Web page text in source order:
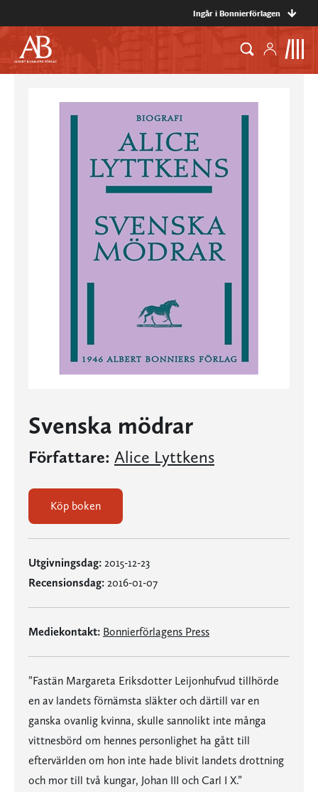
Ingår i Bonnierförlagen
Svenska mödrar
Författare: Alice Lyttkens
Köp boken
Utgivningsdag: 2015-12-23
Recensionsdag: 2016-01-07
Mediekontakt: Bonnierförlagens Press
”Fastän Margareta Eriksdotter Leijonhufvud tillhörde
en av landets förnämsta släkter och därtill var en
ganska ovanlig kvinna, skulle sannolikt inte många
vittnesbörd om hennes personlighet ha gått till
eftervärlden om hon inte hade blivit landets drottning
och mor till två kungar, Johan III och Carl I X.”